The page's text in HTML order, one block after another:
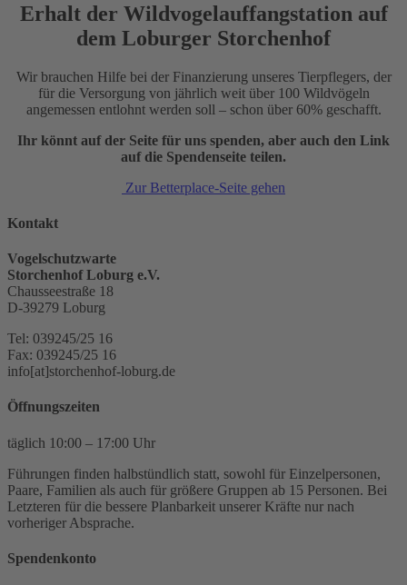
Erhalt der Wildvogelauffangstation auf
dem Loburger Storchenhof
Wir brauchen Hilfe bei der Finanzierung unseres Tierpflegers, der
für die Versorgung von jährlich weit über 100 Wildvögeln
angemessen entlohnt werden soll – schon über 60% geschafft.
Ihr könnt auf der Seite für uns spenden, aber auch den Link
auf die Spendenseite teilen.
Zur Betterplace-Seite gehen
Kontakt
Vogelschutzwarte
Storchenhof Loburg e.V.
Chausseestraße 18
D-39279 Loburg
Tel: 039245/25 16
Fax: 039245/25 16
info[at]storchenhof-loburg.de
Öffnungszeiten
täglich 10:00 – 17:00 Uhr
Führungen finden halbstündlich statt, sowohl für Einzelpersonen,
Paare, Familien als auch für größere Gruppen ab 15 Personen. Bei
Letzteren für die bessere Planbarkeit unserer Kräfte nur nach
vorheriger Absprache.
Spendenkonto